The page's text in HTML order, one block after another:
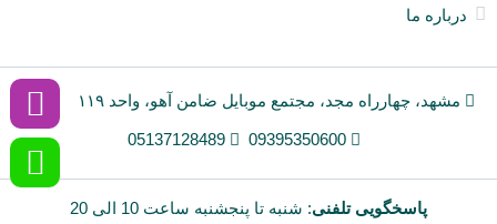
درباره ما
مشهد، چهارراه مجد، مجتمع موبایل ضامن آهو، واحد ۱۱۹
09395350600
05137128489
پاسخگویی تلفنی: شنبه تا پنجشنبه ساعت 10 الی 20